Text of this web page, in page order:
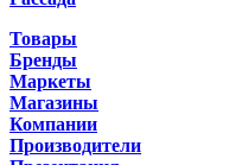
Товары
Бренды
Маркеты
Магазины
Компании
Производители